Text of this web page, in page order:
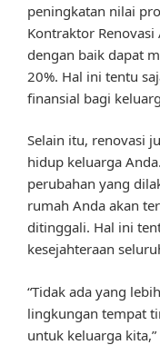
peningkatan nilai
Kontraktor
dengan baik dapat
20%. Hal ini tentu
finansial bagi
Selain itu, renovasi
hidup keluarga
perubahan yang
rumah Anda akan
ditinggali. Hal ini
kesejahteraan
“Tidak ada yang
lingkungan tempat
untuk keluarga